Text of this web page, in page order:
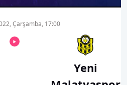
Çarşamba, 17:00
Yeni